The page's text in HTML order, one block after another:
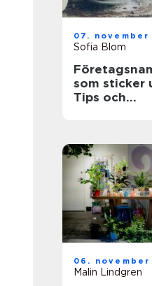
07. november
Sofia Blom
som sticker
Tips och
06. november
Malin Lindgren